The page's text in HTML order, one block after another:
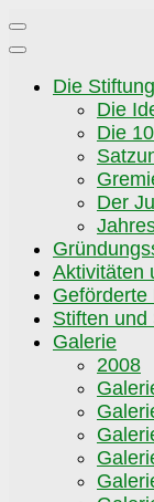
Zum
Inhalt
Die Stiftung
Die
Die
Der
Aktivitäten
Geförderte
Stiften und
Galerie
2008